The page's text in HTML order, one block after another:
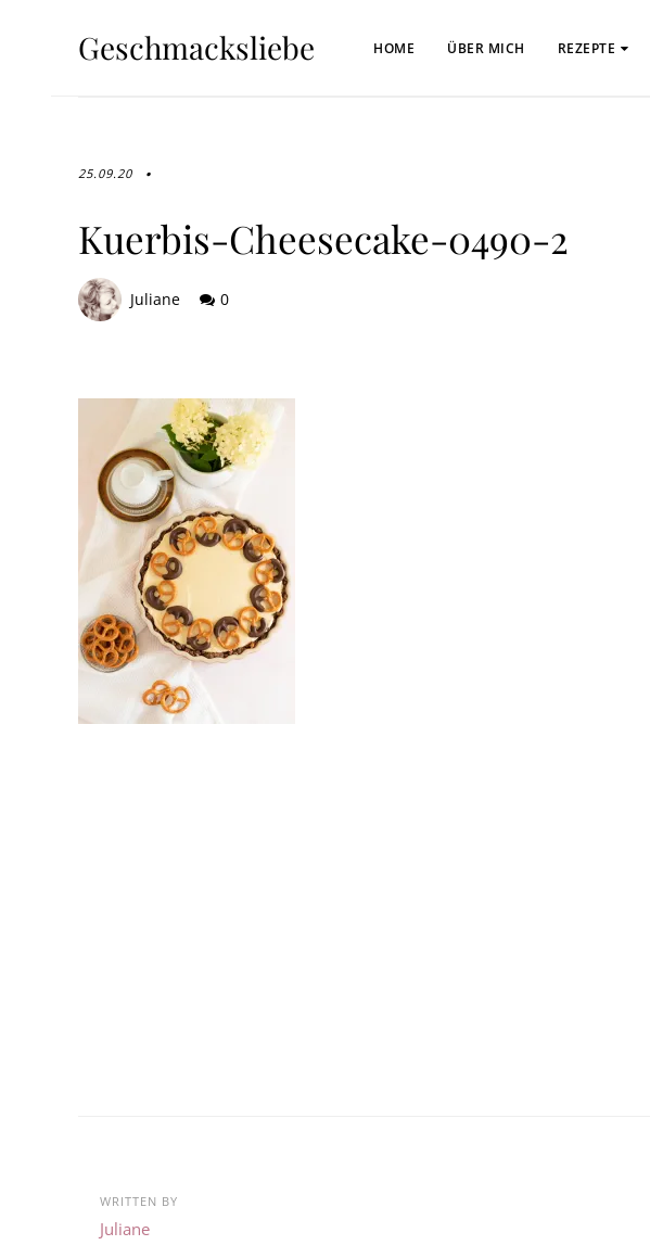
Geschmacksliebe HOME ÜBER MICH REZEPTE
25.09.20
Kuerbis-Cheesecake-0490-2
Juliane 0
WRITTEN BY
Juliane